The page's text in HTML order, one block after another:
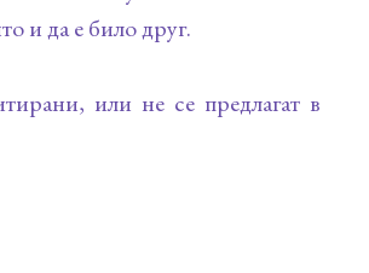
и да е било друг.
или не се предлагат в